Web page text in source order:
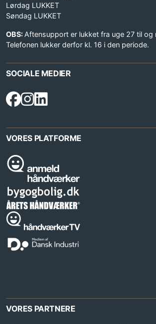
Lørdag LUKKET
Søndag LUKKET
OBS: Aftensupport er lukket fra uge 27 til og
Telefonen lukker derfor kl. 16 i den periode.
SOCIALE MEDIER
VORES PLATFORME
VORES PARTNERE